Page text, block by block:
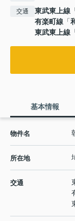
交通 東武東上線
有楽町線 「
東武東上線
基本情報
物件名
所在地
交通